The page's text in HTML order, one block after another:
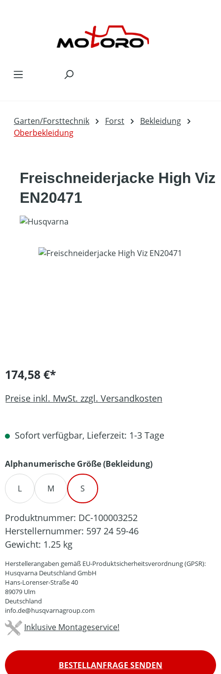
Garten/Forsttechnik Forst
Bekleidung
Oberbekleidung
Freischneiderjacke High Viz
EN20471
Bildergalerie überspringen
174,58 €*
Preise inkl. MwSt. zzgl. Versandkosten
Sofort verfügbar, Lieferzeit: 1-3 Tage
Alphanumerische Größe (Bekleidung)auswählen
L M S
Produktnummer: DC-100003252
Herstellernummer: 597 24 59-46
Gewicht: 1.25 kg
Herstellerangaben gemäß EU-Produktsicherheitsverordnung (GPSR):
Husqvarna Deutschland GmbH
Hans-Lorenser-Straße 40
89079 Ulm
Deutschland
info.de@husqvarnagroup.com
Inklusive Montageservice!
BESTELLANFRAGE SENDEN